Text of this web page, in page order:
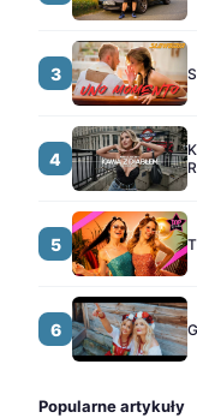
3
4
5
6
Popularne artykuły